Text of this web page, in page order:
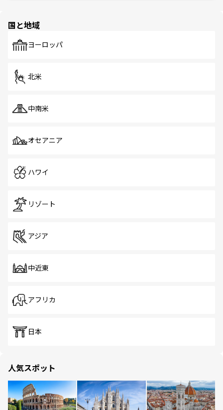
で、ホーカーズは地元の風情を楽しめる外せないスポット
国と地域
ヨーロッパ
北米
中南米
オセアニア
ハワイ
リゾート
アジア
中近東
アフリカ
日本
人気スポット